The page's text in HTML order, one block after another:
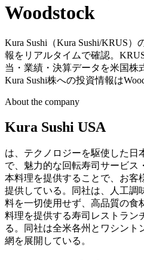
Woodstock
Kura Sushi（Kura Sushi/KRUS
報をリアルタイムで確認。
当・業績・決算データを米国株
Kura Sushi株への投資情報は
About the company
Kura Sushi USA
は、テクノロジーを駆使した日
で、魅力的な回転寿司サービス
本料理を提供することで、お客
提供している。同社は、人工調
料を一切使用せず、高品質の食
料理を提供する寿司レストラン
る。同社は全米各州とワシント
網を展開している。